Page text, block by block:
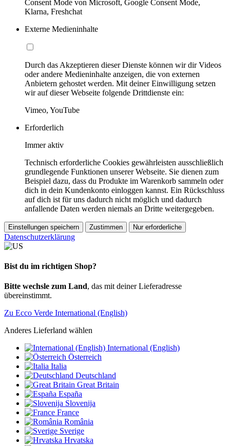
Consent Mode von Microsoft, Google Consent Mode,
Klarna, Freshchat
Externe Medieninhalte
Durch das Akzeptieren dieser Dienste können wir dir Videos
oder andere Medieninhalte anzeigen, die von externen
Anbietern gehostet werden. Mit deiner Einwilligung setzen
wir auf dieser Webseite folgende Drittdienste ein:
Vimeo, YouTube
Erforderlich
Immer aktiv
Technisch erforderliche Cookies gewährleisten ausschließlich
grundlegende Funktionen unserer Webseite. Sie dienen zum
Beispiel dazu, dass du Produkte im Warenkorb sammeln oder
dich in dein Kundenkonto einloggen kannst. Ein Rückschluss
auf dich ist für uns dadurch nicht möglich und dadurch
anfallende Daten werden niemals an Dritte weitergegeben.
Einstellungen speichern Zustimmen Nur erforderliche
Datenschutzerklärung
Bist du im richtigen Shop?
Bitte wechsle zum Land, das mit deiner Lieferadresse
übereinstimmt.
Zu Ecco Verde International (English)
Anderes Lieferland wählen
International (English)
Österreich
Italia
Deutschland
Great Britain
España
Slovenija
France
România
Sverige
Hrvatska